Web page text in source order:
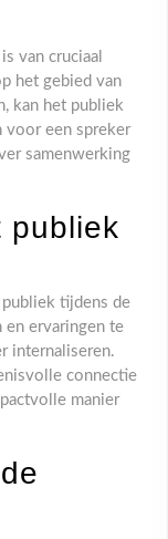
van cruciaal
het gebied van
kan het publiek
voor een spreker
samenwerking
publiek
tijdens de
en ervaringen te
internaliseren.
connectie
manier